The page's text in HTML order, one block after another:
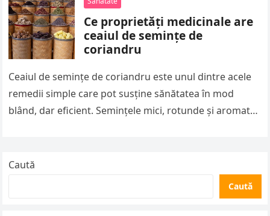
Ce proprietăți medicinale are
ceaiul de semințe de
coriandru
Ceaiul de semințe de coriandru este unul dintre acele
remedii simple care pot susține sănătatea în mod
blând, dar eficient. Semințele mici, rotunde și aromate
Caută
Caută